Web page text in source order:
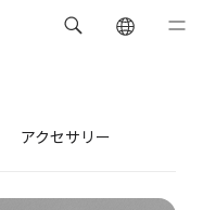
アクセサリー